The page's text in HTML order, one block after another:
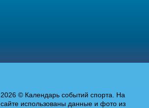
2026 © Календарь событий спорта. На
сайте использованы данные и фото из